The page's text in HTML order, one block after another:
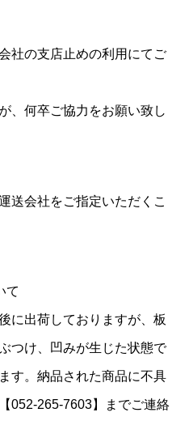
社の支店止めの利用にてご
、何卒ご協力をお願い致し
送会社をご指定いただくこ
て
に出荷しておりますが、板
つけ、凹みが生じた状態で
す。納品された商品に不具
052-265-7603】までご連絡